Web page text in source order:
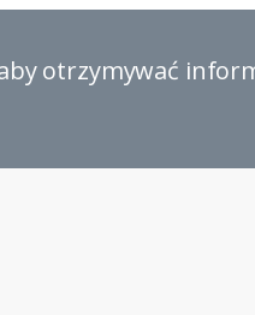
otrzymywać